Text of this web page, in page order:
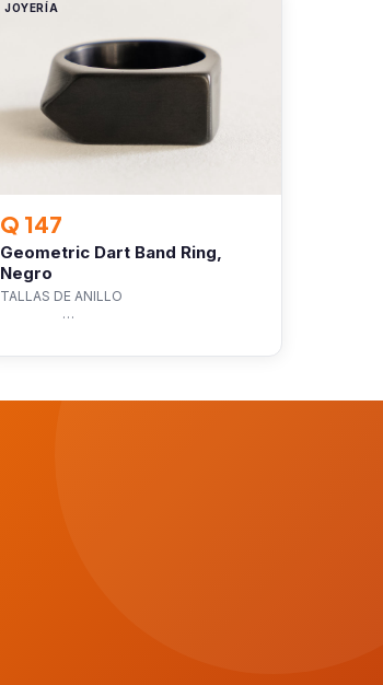
JOYERÍA
Q 147
Geometric Dart Band Ring,
Negro
TALLAS DE ANILLO
…